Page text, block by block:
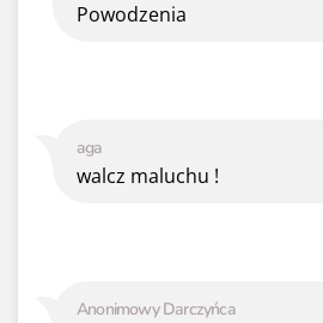
Anonimowy Darczyńca
aga
walcz maluchu !
Powodzenia